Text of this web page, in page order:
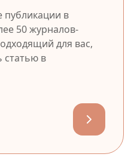
в
50 журналов-
для вас,
статью в